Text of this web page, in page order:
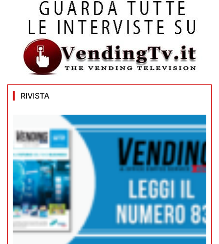
RIVISTA